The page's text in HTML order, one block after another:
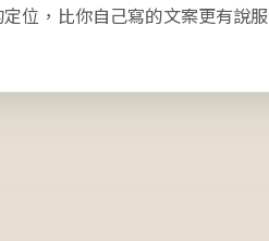
位，比你自己寫的文案更有說服